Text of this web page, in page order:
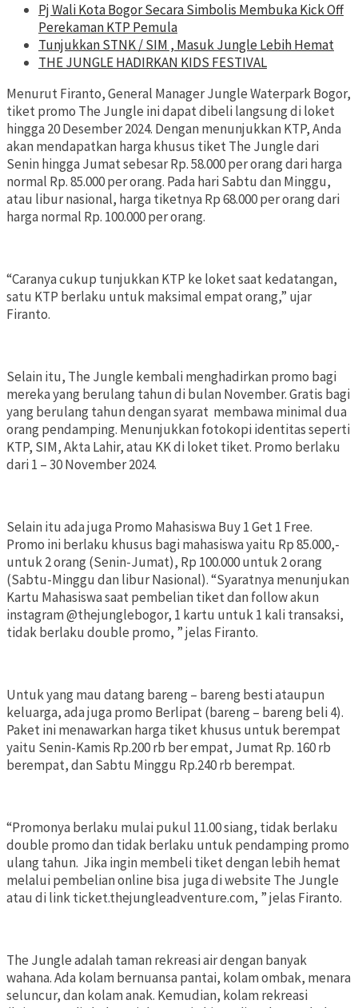
Pj Wali Kota Bogor Secara Simbolis Membuka Kick Off
Perekaman KTP Pemula
Tunjukkan STNK / SIM , Masuk Jungle Lebih Hemat
THE JUNGLE HADIRKAN KIDS FESTIVAL
Menurut Firanto, General Manager Jungle Waterpark Bogor,
tiket promo The Jungle ini dapat dibeli langsung di loket
hingga 20 Desember 2024. Dengan menunjukkan KTP, Anda
akan mendapatkan harga khusus tiket The Jungle dari
Senin hingga Jumat sebesar Rp. 58.000 per orang dari harga
normal Rp. 85.000 per orang. Pada hari Sabtu dan Minggu,
atau libur nasional, harga tiketnya Rp 68.000 per orang dari
harga normal Rp. 100.000 per orang.
“Caranya cukup tunjukkan KTP ke loket saat kedatangan,
satu KTP berlaku untuk maksimal empat orang,” ujar
Firanto.
Selain itu, The Jungle kembali menghadirkan promo bagi
mereka yang berulang tahun di bulan November. Gratis bagi
yang berulang tahun dengan syarat membawa minimal dua
orang pendamping. Menunjukkan fotokopi identitas seperti
KTP, SIM, Akta Lahir, atau KK di loket tiket. Promo berlaku
dari 1 – 30 November 2024.
Selain itu ada juga Promo Mahasiswa Buy 1 Get 1 Free.
Promo ini berlaku khusus bagi mahasiswa yaitu Rp 85.000,-
untuk 2 orang (Senin-Jumat), Rp 100.000 untuk 2 orang
(Sabtu-Minggu dan libur Nasional). “Syaratnya menunjukan
Kartu Mahasiswa saat pembelian tiket dan follow akun
instagram @thejunglebogor, 1 kartu untuk 1 kali transaksi,
tidak berlaku double promo, ” jelas Firanto.
Untuk yang mau datang bareng – bareng besti ataupun
keluarga, ada juga promo Berlipat (bareng – bareng beli 4).
Paket ini menawarkan harga tiket khusus untuk berempat
yaitu Senin-Kamis Rp.200 rb ber empat, Jumat Rp. 160 rb
berempat, dan Sabtu Minggu Rp.240 rb berempat.
“Promonya berlaku mulai pukul 11.00 siang, tidak berlaku
double promo dan tidak berlaku untuk pendamping promo
ulang tahun. Jika ingin membeli tiket dengan lebih hemat
melalui pembelian online bisa juga di website The Jungle
atau di link ticket.thejungleadventure.com, ” jelas Firanto.
The Jungle adalah taman rekreasi air dengan banyak
wahana. Ada kolam bernuansa pantai, kolam ombak, menara
seluncur, dan kolam anak. Kemudian, kolam rekreasi